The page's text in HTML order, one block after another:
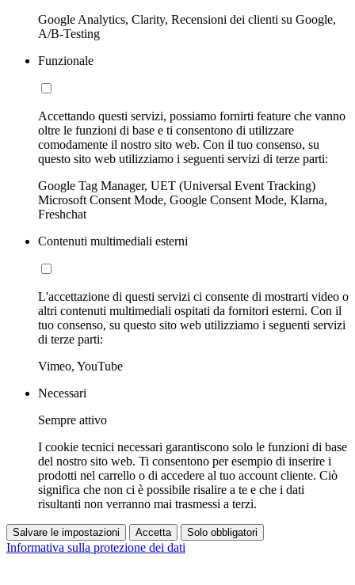
Google Analytics, Clarity, Recensioni dei clienti su Google,
A/B-Testing
Funzionale
Accettando questi servizi, possiamo fornirti feature che vanno
oltre le funzioni di base e ti consentono di utilizzare
comodamente il nostro sito web. Con il tuo consenso, su
questo sito web utilizziamo i seguenti servizi di terze parti:
Google Tag Manager, UET (Universal Event Tracking)
Microsoft Consent Mode, Google Consent Mode, Klarna,
Freshchat
Contenuti multimediali esterni
L'accettazione di questi servizi ci consente di mostrarti video o
altri contenuti multimediali ospitati da fornitori esterni. Con il
tuo consenso, su questo sito web utilizziamo i seguenti servizi
di terze parti:
Vimeo, YouTube
Necessari
Sempre attivo
I cookie tecnici necessari garantiscono solo le funzioni di base
del nostro sito web. Ti consentono per esempio di inserire i
prodotti nel carrello o di accedere al tuo account cliente. Ciò
significa che non ci è possibile risalire a te e che i dati
risultanti non verranno mai trasmessi a terzi.
Salvare le impostazioni Accetta Solo obbligatori
Informativa sulla protezione dei dati